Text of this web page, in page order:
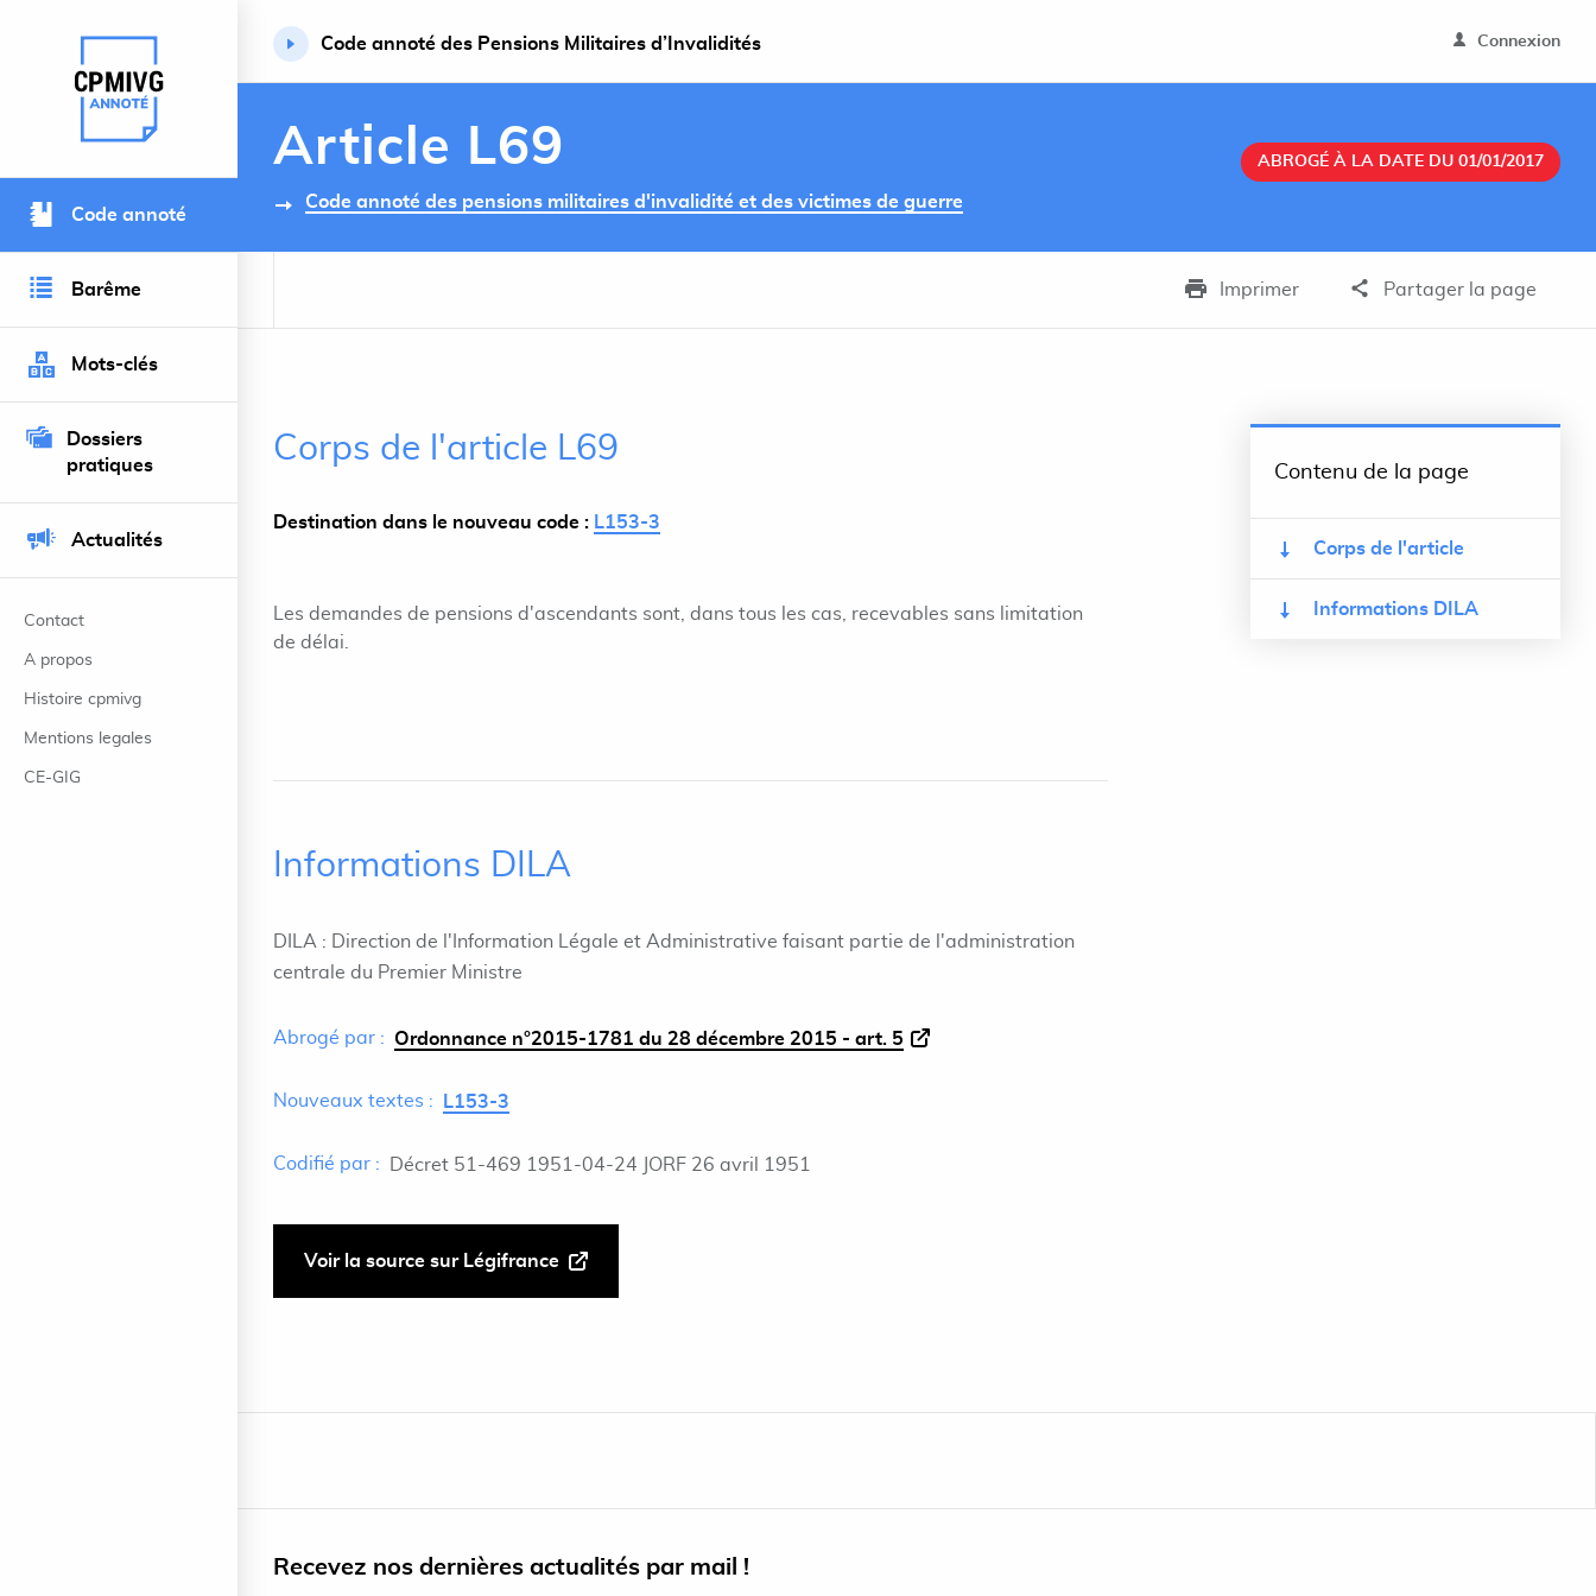
Retour à l’accueil du site
Code annoté
Barême
Mots-clés
Dossiers
pratiques
Actualités
Contact
A propos
Histoire cpmivg
Mentions legales
CE-GIG
Code annoté des Pensions Militaires d’Invalidités Connexion
Article L69
Code annoté des pensions militaires d'invalidité et des victimes de guerre
ABROGÉ À LA DATE DU 01/01/2017
Imprimer Partager la page
Corps de l'article L69
Destination dans le nouveau code : L153-3
Les demandes de pensions d'ascendants sont, dans tous les cas, recevables sans limitation
de délai.
Informations DILA
DILA : Direction de l'Information Légale et Administrative faisant partie de l'administration
centrale du Premier Ministre
Abrogé par : Ordonnance n°2015-1781 du 28 décembre 2015 - art. 5
Nouveaux textes : L153-3
Codifié par : Décret 51-469 1951-04-24 JORF 26 avril 1951
Voir la source sur Légifrance
Contenu de la page
Corps de l'article
Informations DILA
Recevez nos dernières actualités par mail !